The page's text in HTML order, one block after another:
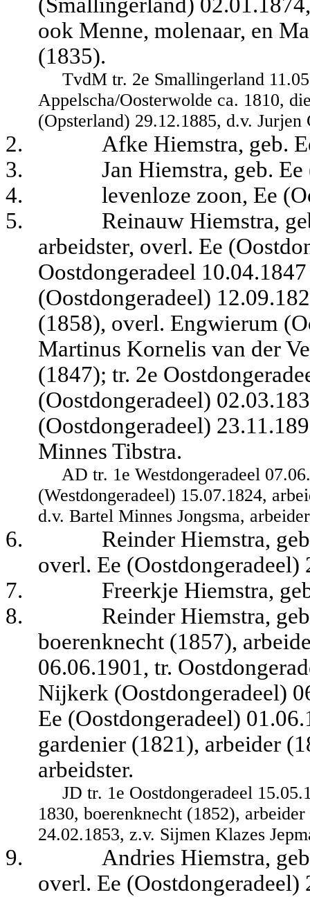
(Smallingerland)
ook Menne, molenaar, en
(1835).
TvdM tr. 2e Smallingerland
Appelscha/Oosterwolde ca. 1810,
(Opsterland) 29.12.1885, d.v.
2.
Afke Hiemstra, geb.
3.
Jan Hiemstra, geb.
4.
levenloze zoon, Ee
5.
Reinauw Hiemstra,
arbeidster, overl. Ee
Oostdongeradeel
(Oostdongeradeel)
(1858), overl. Engwierum
Martinus Kornelis van der
(1847); tr. 2e
(Oostdongeradeel)
(Oostdongeradeel)
Minnes Tibstra.
AD tr. 1e Westdongeradeel
(Westdongeradeel) 15.07.1824,
d.v. Bartel Minnes Jongsma,
6.
Reinder Hiemstra,
overl. Ee (Oostdongeradeel)
7.
Freerkje Hiemstra,
8.
Reinder Hiemstra,
boerenknecht (1857),
06.06.1901, tr.
Nijkerk (Oostdongeradeel)
Ee (Oostdongeradeel)
gardenier (1821), arbeider
arbeidster.
JD tr. 1e Oostdongeradeel
1830, boerenknecht (1852),
24.02.1853, z.v. Sijmen Klazes
9.
Andries Hiemstra,
overl. Ee (Oostdongeradeel)